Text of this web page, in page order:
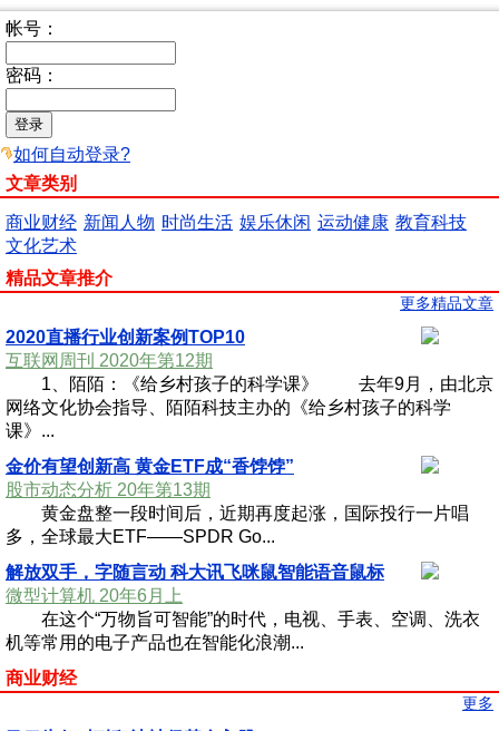
帐号：
密码：
如何自动登录?
文章类别
商业财经 新闻人物 时尚生活 娱乐休闲 运动健康 教育科技
文化艺术
精品文章推介
更多精品文章
2020直播行业创新案例TOP10
互联网周刊 2020年第12期
1、陌陌：《给乡村孩子的科学课》 去年9月，由北京
网络文化协会指导、陌陌科技主办的《给乡村孩子的科学
课》...
金价有望创新高 黄金ETF成“香饽饽”
股市动态分析 20年第13期
黄金盘整一段时间后，近期再度起涨，国际投行一片唱
多，全球最大ETF——SPDR Go...
解放双手，字随言动 科大讯飞咪鼠智能语音鼠标
微型计算机 20年6月上
在这个“万物旨可智能”的时代，电视、手表、空调、洗衣
机等常用的电子产品也在智能化浪潮...
商业财经
更多